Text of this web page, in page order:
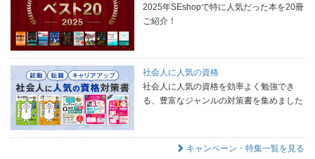
2025年SEshopで特に人気だった本を20冊
ご紹介！
社会人に人気の資格
社会人に人気の資格を効率よく勉強でき
る、豊富なジャンルの対策書を集めました
キャンペーン・特集一覧を見る